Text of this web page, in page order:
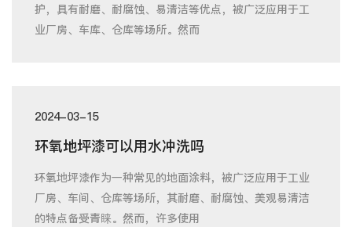
护，具有耐磨、耐腐蚀、易清洁等优点，被广泛应用于工
业厂房、车库、仓库等场所。然而
2024-03-15
环氧地坪漆可以用水冲洗吗
环氧地坪漆作为一种常见的地面涂料，被广泛应用于工业
厂房、车间、仓库等场所，其耐磨、耐腐蚀、美观易清洁
的特点备受青睐。然而，许多使用